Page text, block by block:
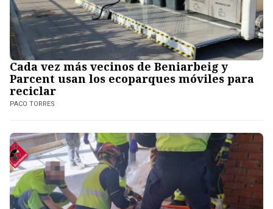
Cada vez más vecinos de Beniarbeig y
Parcent usan los ecoparques móviles para
reciclar
PACO TORRES